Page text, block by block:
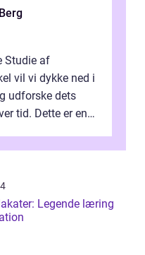
Studie af
vil vi dykke ned i
udforske dets
tid. Dette er en
Legende læring